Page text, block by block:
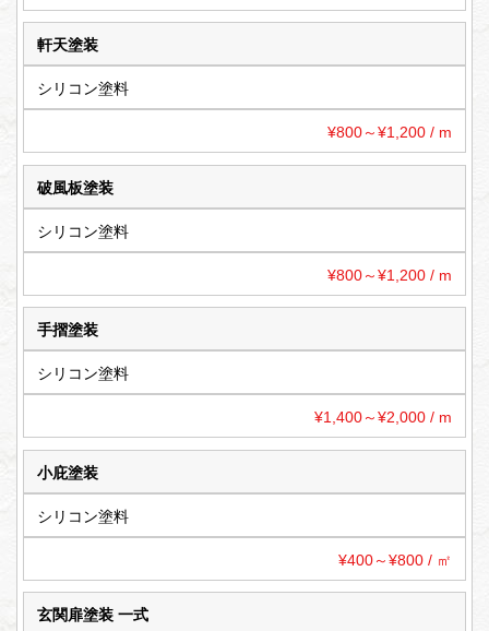
軒天塗装
シリコン塗料
¥800～¥1,200 / m
破風板塗装
シリコン塗料
¥800～¥1,200 / m
手摺塗装
シリコン塗料
¥1,400～¥2,000 / m
小庇塗装
シリコン塗料
¥400～¥800 / ㎡
玄関扉塗装 一式